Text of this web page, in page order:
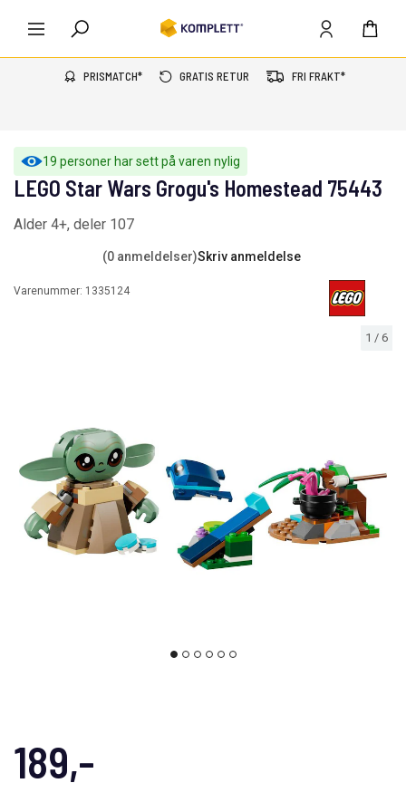
PRISMATCH* GRATIS RETUR FRI FRAKT*
19 personer har sett på varen nylig
1 / 6
LEGO Star Wars Grogu's Homestead 75443
Alder 4+, deler 107
(0 anmeldelser)Skriv anmeldelse
Varenummer: 1335124
189,-